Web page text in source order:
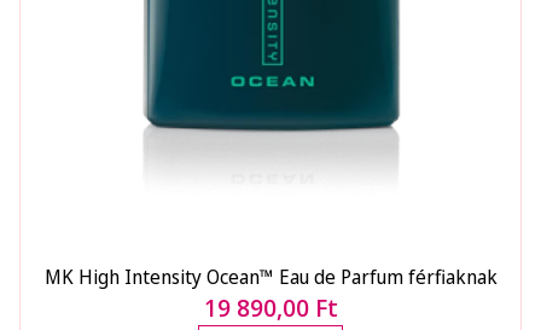
MK High Intensity Ocean™ Eau de Parfum férfiaknak
19 890,00 Ft